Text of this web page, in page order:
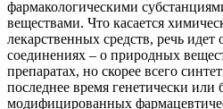
фармакологическими
веществами. Что касается
лекарственных средств, речь
соединениях – о природных
препаратах, но скорее всего
последнее время генетически или
модифицированных